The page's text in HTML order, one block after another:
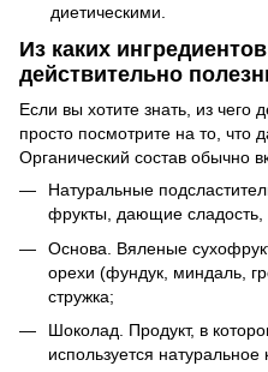
диетическими.
Из каких
действительно
Если вы хотите знать, из чего
просто посмотрите на то, что
Органический состав обычно
Натуральные
фрукты, дающие сладость,
Основа. Вяленые
орехи (фундук, миндаль,
стружка;
Шоколад. Продукт, в
используется натуральное